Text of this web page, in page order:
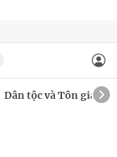
Dân tộc và Tôn giáo